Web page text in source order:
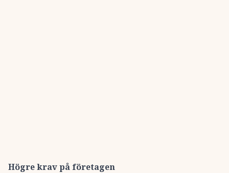
Högre krav på företagen